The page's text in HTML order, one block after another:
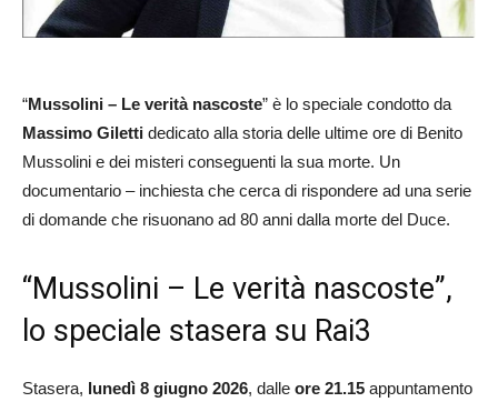
“Mussolini – Le verità nascoste” è lo speciale condotto da
Massimo Giletti dedicato alla storia delle ultime ore di Benito
Mussolini e dei misteri conseguenti la sua morte. Un
documentario – inchiesta che cerca di rispondere ad una serie
di domande che risuonano ad 80 anni dalla morte del Duce.
“Mussolini – Le verità nascoste”,
lo speciale stasera su Rai3
Stasera, lunedì 8 giugno 2026, dalle ore 21.15 appuntamento